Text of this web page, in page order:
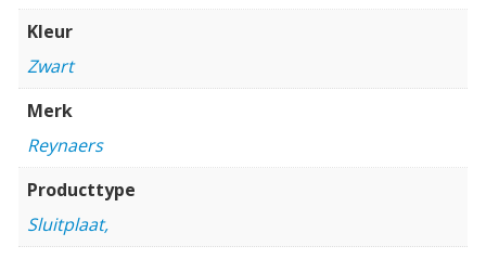
Kleur
Zwart
Merk
Reynaers
Producttype
Sluitplaat,